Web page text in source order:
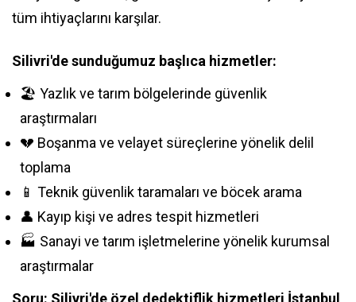
tüm ihtiyaçlarını karşılar.
Silivri'de sunduğumuz başlıca hizmetler:
🏖️ Yazlık ve tarım bölgelerinde güvenlik
araştırmaları
💔 Boşanma ve velayet süreçlerine yönelik delil
toplama
📱 Teknik güvenlik taramaları ve böcek arama
👤 Kayıp kişi ve adres tespit hizmetleri
🏭 Sanayi ve tarım işletmelerine yönelik kurumsal
araştırmalar
Soru: Silivri'de özel dedektiflik hizmetleri İstanbul